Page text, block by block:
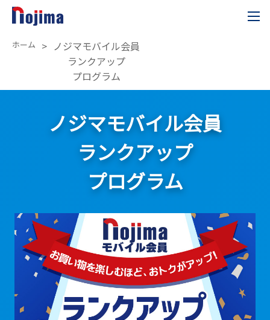
ホーム > ノジマモバイル会員
ランクアップ
プログラム
ノジマモバイル会員
ランクアップ
プログラム